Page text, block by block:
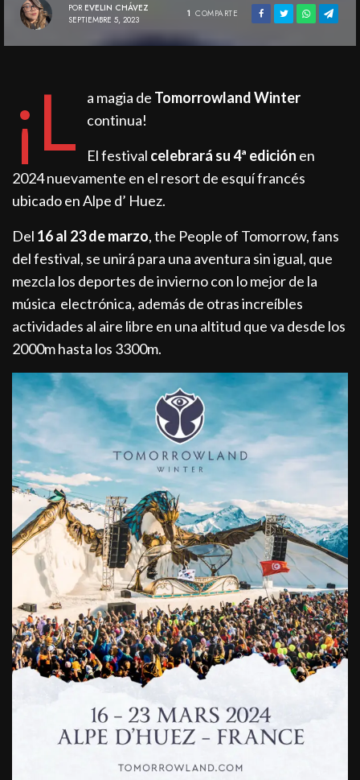
POR EVELIN CHÁVEZ
SEPTIEMBRE 5, 2023
1 COMPARTE
¡L a magia de Tomorrowland Winter
continua!
El festival celebrará su 4ª edición en
2024 nuevamente en el resort de esquí francés
ubicado en Alpe d’ Huez.
Del 16 al 23 de marzo, the People of Tomorrow, fans
del festival, se unirá para una aventura sin igual, que
mezcla los deportes de invierno con lo mejor de la
música electrónica, además de otras increíbles
actividades al aire libre en una altitud que va desde los
2000m hasta los 3300m.